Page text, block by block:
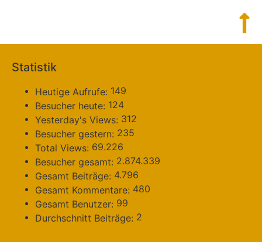
Statistik
Heutige Aufrufe: 149
Besucher heute: 124
Yesterday's Views: 312
Besucher gestern: 235
Total Views: 69.226
Besucher gesamt: 2.874.339
Gesamt Beiträge: 4.796
Gesamt Kommentare: 480
Gesamt Benutzer: 99
Durchschnitt Beiträge: 2